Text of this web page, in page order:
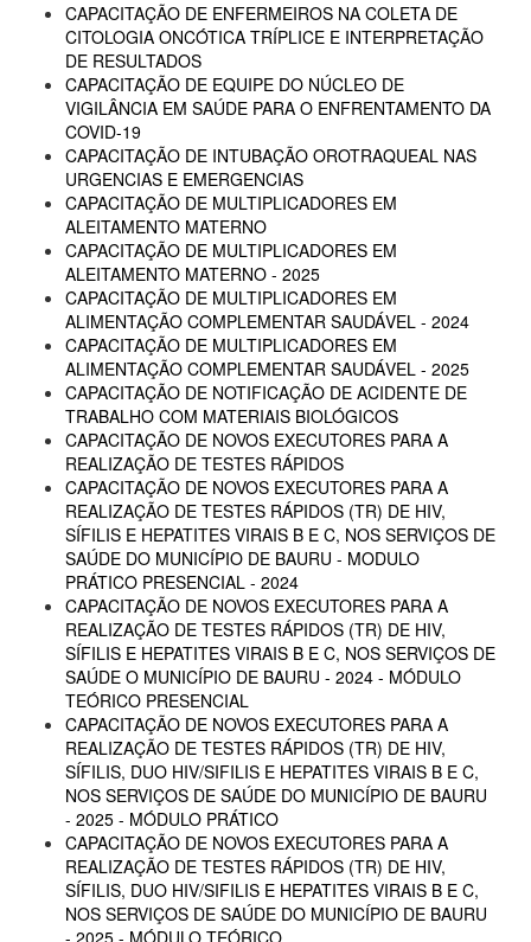
CAPACITAÇÃO DE ENFERMEIROS NA COLETA DE
CITOLOGIA ONCÓTICA TRÍPLICE E INTERPRETAÇÃO
DE RESULTADOS
CAPACITAÇÃO DE EQUIPE DO NÚCLEO DE
VIGILÂNCIA EM SAÚDE PARA O ENFRENTAMENTO DA
COVID-19
CAPACITAÇÃO DE INTUBAÇÃO OROTRAQUEAL NAS
URGENCIAS E EMERGENCIAS
CAPACITAÇÃO DE MULTIPLICADORES EM
ALEITAMENTO MATERNO
CAPACITAÇÃO DE MULTIPLICADORES EM
ALEITAMENTO MATERNO - 2025
CAPACITAÇÃO DE MULTIPLICADORES EM
ALIMENTAÇÃO COMPLEMENTAR SAUDÁVEL - 2024
CAPACITAÇÃO DE MULTIPLICADORES EM
ALIMENTAÇÃO COMPLEMENTAR SAUDÁVEL - 2025
CAPACITAÇÃO DE NOTIFICAÇÃO DE ACIDENTE DE
TRABALHO COM MATERIAIS BIOLÓGICOS
CAPACITAÇÃO DE NOVOS EXECUTORES PARA A
REALIZAÇÃO DE TESTES RÁPIDOS
CAPACITAÇÃO DE NOVOS EXECUTORES PARA A
REALIZAÇÃO DE TESTES RÁPIDOS (TR) DE HIV,
SÍFILIS E HEPATITES VIRAIS B E C, NOS SERVIÇOS DE
SAÚDE DO MUNICÍPIO DE BAURU - MODULO
PRÁTICO PRESENCIAL - 2024
CAPACITAÇÃO DE NOVOS EXECUTORES PARA A
REALIZAÇÃO DE TESTES RÁPIDOS (TR) DE HIV,
SÍFILIS E HEPATITES VIRAIS B E C, NOS SERVIÇOS DE
SAÚDE O MUNICÍPIO DE BAURU - 2024 - MÓDULO
TEÓRICO PRESENCIAL
CAPACITAÇÃO DE NOVOS EXECUTORES PARA A
REALIZAÇÃO DE TESTES RÁPIDOS (TR) DE HIV,
SÍFILIS, DUO HIV/SIFILIS E HEPATITES VIRAIS B E C,
NOS SERVIÇOS DE SAÚDE DO MUNICÍPIO DE BAURU
- 2025 - MÓDULO PRÁTICO
CAPACITAÇÃO DE NOVOS EXECUTORES PARA A
REALIZAÇÃO DE TESTES RÁPIDOS (TR) DE HIV,
SÍFILIS, DUO HIV/SIFILIS E HEPATITES VIRAIS B E C,
NOS SERVIÇOS DE SAÚDE DO MUNICÍPIO DE BAURU
- 2025 - MÓDULO TEÓRICO